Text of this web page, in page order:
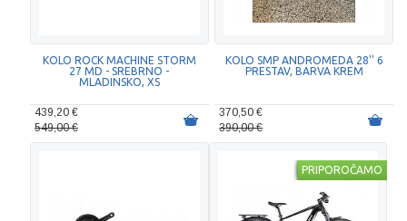
KOLO ROCK MACHINE STORM
27 MD - SREBRNO -
MLADINSKO, XS
439,20 €
549,00 €
KOLO SMP ANDROMEDA 28'' 6
PRESTAV, BARVA KREM
370,50 €
390,00 €
PRIPOROČAMO